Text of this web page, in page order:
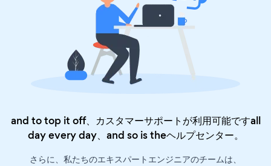
and to top it off、カスタマーサポートが利用可能ですall
day every day、and so is theヘルプセンター。
さらに、私たちのエキスパートエンジニアのチームは、